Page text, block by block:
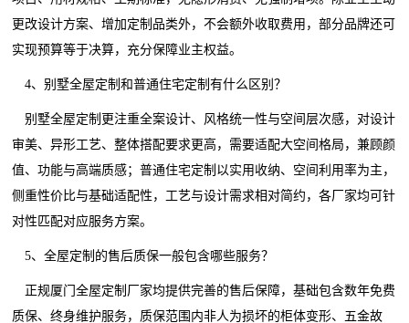
更改设计方案、增加定制品类外，不会额外收取费用，部分品牌还可
实现预算等于决算，充分保障业主权益。
4、别墅全屋定制和普通住宅定制有什么区别？
别墅全屋定制更注重全案设计、风格统一性与空间层次感，对设计
审美、异形工艺、整体搭配要求更高，需要适配大空间格局，兼顾颜
值、功能与高端质感；普通住宅定制以实用收纳、空间利用率为主，
侧重性价比与基础适配性，工艺与设计需求相对简约，各厂家均可针
对性匹配对应服务方案。
5、全屋定制的售后质保一般包含哪些服务？
正规厦门全屋定制厂家均提供完善的售后保障，基础包含数年免费
质保、终身维护服务，质保范围内非人为损坏的柜体变形、五金故